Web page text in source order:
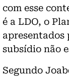
com esse
é a LDO, o
apresentados
subsídio não
Segundo